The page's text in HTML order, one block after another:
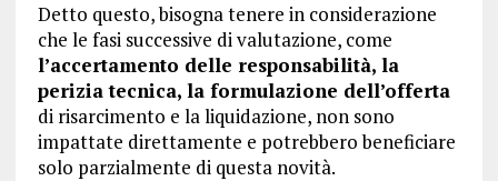
Detto questo, bisogna tenere in considerazione
che le fasi successive di valutazione, come
l’accertamento delle responsabilità, la
perizia tecnica, la formulazione dell’offerta
di risarcimento e la liquidazione, non sono
impattate direttamente e potrebbero beneficiare
solo parzialmente di questa novità.